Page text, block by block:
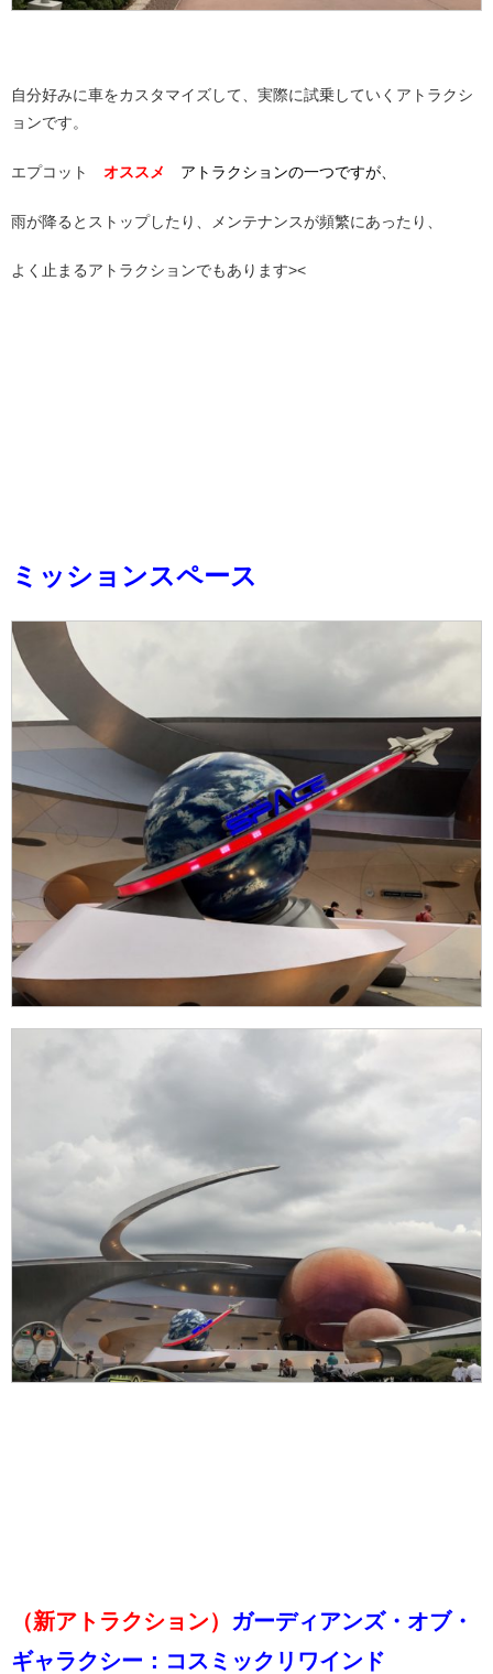
自分好みに車をカスタマイズして、実際に試乗していくアトラクシ
ョンです。
エプコット オススメ アトラクションの一つですが、
雨が降るとストップしたり、メンテナンスが頻繁にあったり、
よく止まるアトラクションでもあります><
ミッションスペース
（新アトラクション） ガーディアンズ・オブ・
ギャラクシー：コスミックリワインド